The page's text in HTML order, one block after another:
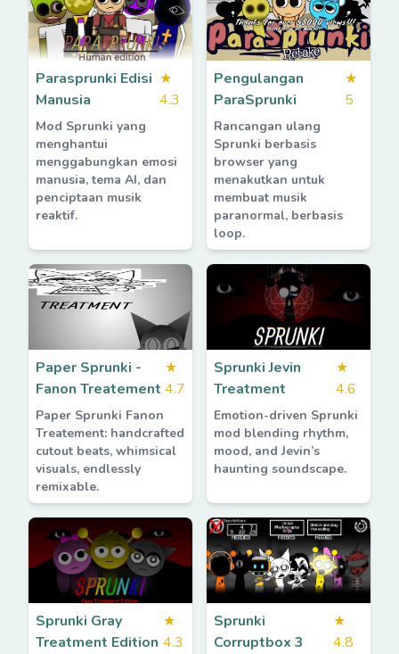
Parasprunki Edisi
Manusia
★
4.3
Mod Sprunki yang
menghantui
menggabungkan emosi
manusia, tema AI, dan
penciptaan musik
reaktif.
Pengulangan
ParaSprunki
★
5
Rancangan ulang
Sprunki berbasis
browser yang
menakutkan untuk
membuat musik
paranormal, berbasis
loop.
Paper Sprunki -
Fanon Treatement
★
4.7
Paper Sprunki Fanon
Treatement: handcrafted
cutout beats, whimsical
visuals, endlessly
remixable.
Sprunki Jevin
Treatment
★
4.6
Emotion-driven Sprunki
mod blending rhythm,
mood, and Jevin’s
haunting soundscape.
Sprunki Gray
Treatment Edition
★
4.3
Sprunki
Corruptbox 3
★
4.8